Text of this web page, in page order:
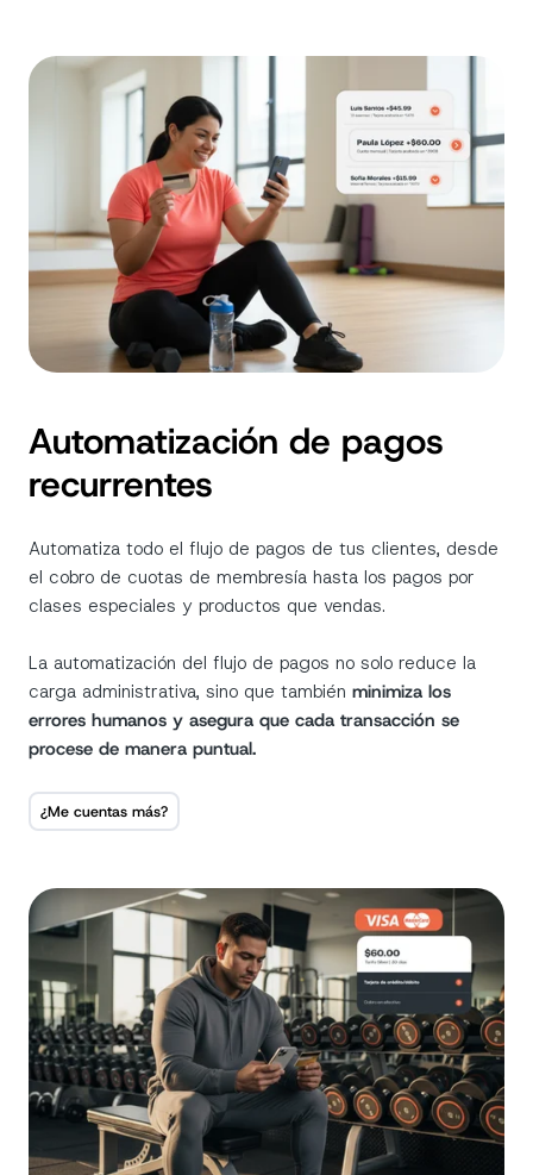
Automatización de pagos
recurrentes
Automatiza todo el flujo de pagos de tus clientes, desde
el cobro de cuotas de membresía hasta los pagos por
clases especiales y productos que vendas.
La automatización del flujo de pagos no solo reduce la
carga administrativa, sino que también minimiza los
errores humanos y asegura que cada transacción se
procese de manera puntual.
¿Me cuentas más?